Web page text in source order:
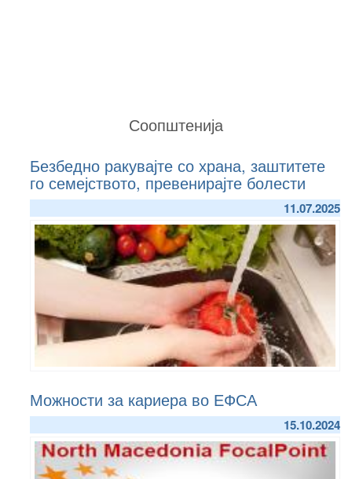
Соопштенија
Безбедно ракувајте со храна, заштитете
го семејството, превенирајте болести
11.07.2025
Можности за кариера во ЕФСА
15.10.2024